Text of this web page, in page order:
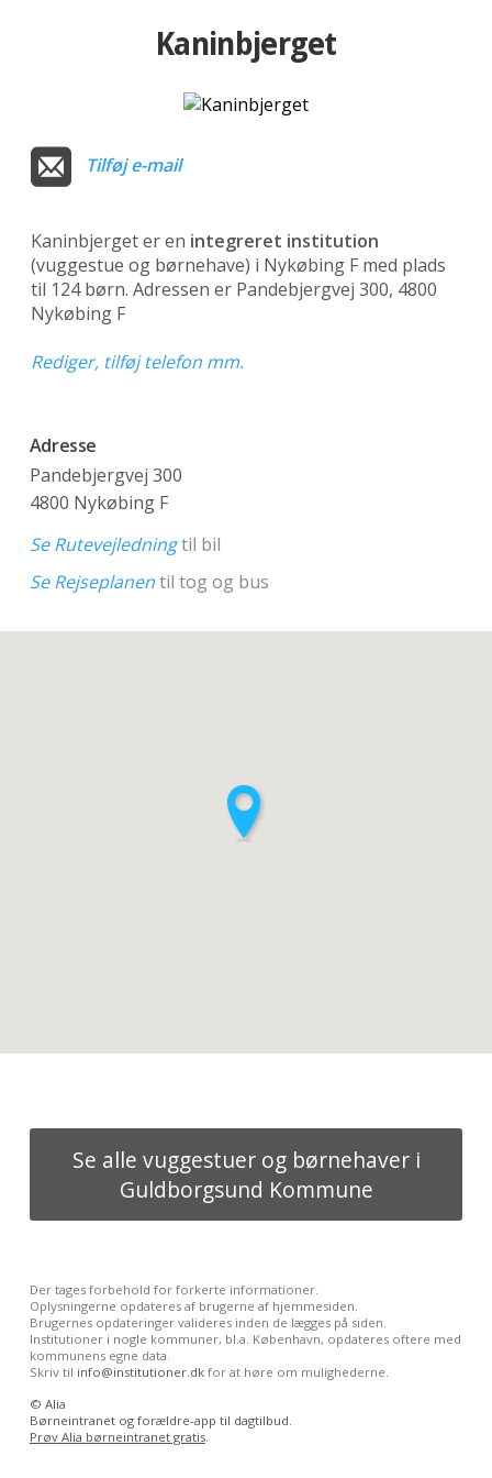
Kaninbjerget
Tilføj e-mail
Kaninbjerget er en integreret institution
(vuggestue og børnehave) i Nykøbing F med plads
til 124 børn. Adressen er Pandebjergvej 300, 4800
Nykøbing F
Rediger, tilføj telefon mm.
Adresse
Pandebjergvej 300
4800 Nykøbing F
Se Rutevejledningtil bil
Se Rejseplanentil tog og bus
Se alle vuggestuer og børnehaver i
Guldborgsund Kommune
Der tages forbehold for forkerte informationer.
Oplysningerne opdateres af brugerne af hjemmesiden.
Brugernes opdateringer valideres inden de lægges på siden.
Institutioner i nogle kommuner, bl.a. København, opdateres oftere med
kommunens egne data.
Skriv til info@institutioner.dkfor at høre om mulighederne.
© Alia
Børneintranet og forældre-app til dagtilbud.
Prøv Alia børneintranet gratis.